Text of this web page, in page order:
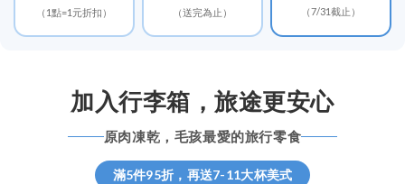
（1點=1元折扣） （送完為止） （7/31截止）
加入行李箱，旅途更安心
原肉凍乾，毛孩最愛的旅行零食
滿5件95折，再送7-11大杯美式